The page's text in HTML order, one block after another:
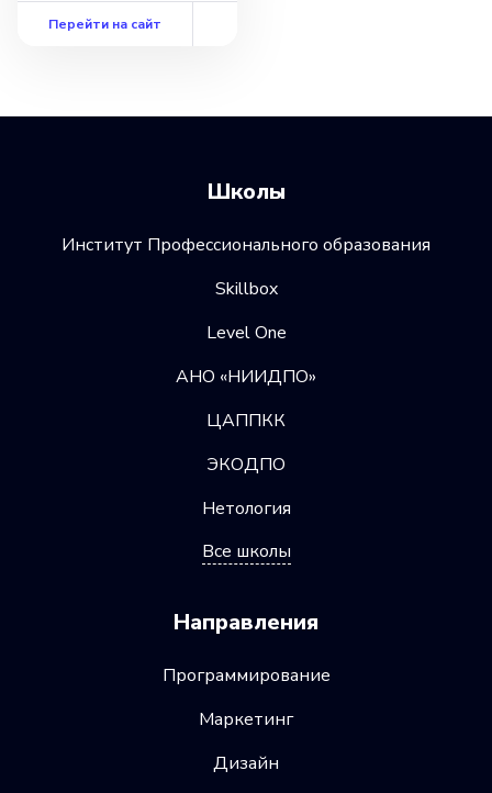
Перейти на сайт
Школы
Институт Профессионального образования
Skillbox
Level One
АНО «НИИДПО»
ЦАППКК
ЭКОДПО
Нетология
Все школы
Направления
Программирование
Маркетинг
Дизайн